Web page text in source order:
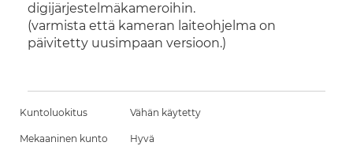
digijärjestelmäkameroihin.
(varmista että kameran laiteohjelma on
päivitetty uusimpaan versioon.)
Kuntoluokitus Vähän käytetty
Mekaaninen kunto Hyvä